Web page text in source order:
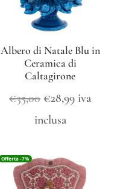
Albero di Natale Blu in
Ceramica di
Caltagirone
€35,00 Il
prezzo
era:
€35,00.
€28,99Il
è:
€28,99.
iva
inclusa
Offerta -7%